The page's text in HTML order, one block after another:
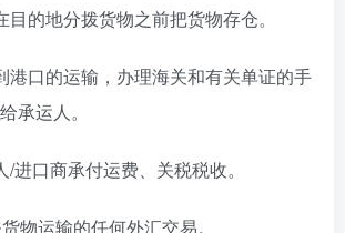
目的地分拨货物之前把货物存仓。
港口的运输，办理海关和有关单证的手
承运人。
/进口商承付运费、关税税收。
物运输的任何外汇交易。